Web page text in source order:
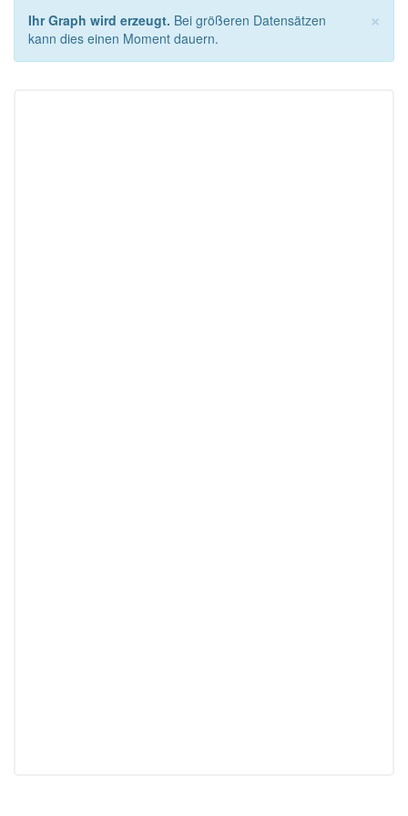
×
Ihr Graph wird erzeugt. Bei größeren Datensätzen
kann dies einen Moment dauern.